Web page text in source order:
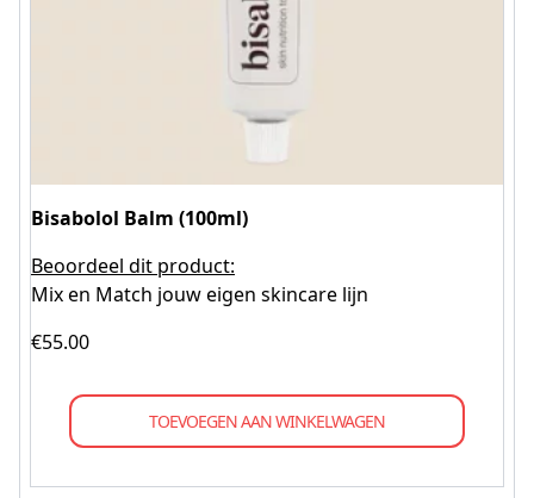
Bisabolol Balm (100ml)
Beoordeel dit product:
Mix en Match jouw eigen skincare lijn
€55.00
TOEVOEGEN AAN WINKELWAGEN